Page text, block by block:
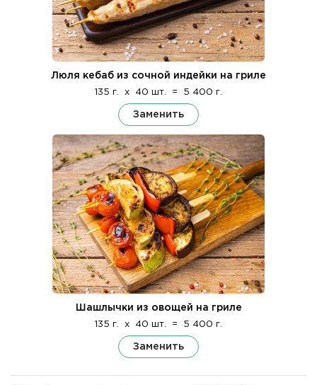
Люля кебаб из сочной индейки на гриле
135 г. x 40 шт. = 5 400 г.
Заменить
Шашлычки из овощей на гриле
135 г. x 40 шт. = 5 400 г.
Заменить